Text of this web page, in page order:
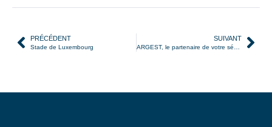
PRÉCÉDENT
Stade de Luxembourg
SUIVANT